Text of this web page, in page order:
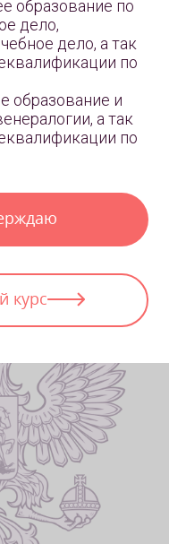
по соцпрограммам
заявку, и наши
документы нужны для
программ
образование по
дело,
дело, а так
по
образование и
а так
по
курс